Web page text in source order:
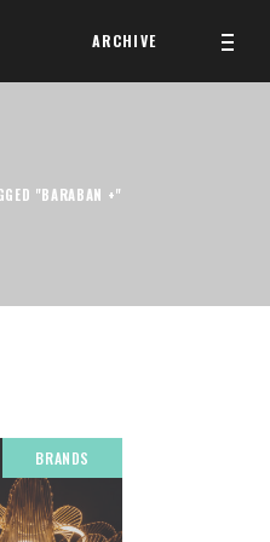
ARCHIVE
"BARABAN +"
BRANDS